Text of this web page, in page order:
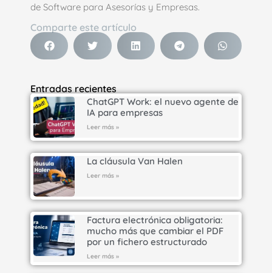
de Software para Asesorías y Empresas.
Comparte este artículo
Entradas recientes
ChatGPT Work: el nuevo agente de
IA para empresas
Leer más »
La cláusula Van Halen
Leer más »
Factura electrónica obligatoria:
mucho más que cambiar el PDF
por un fichero estructurado
Leer más »